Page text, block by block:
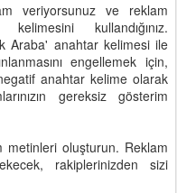
veriyorsunuz ve reklam
kullandığınız.
Araba' anahtar kelimesi ile
engellemek için,
anahtar kelime olarak
gereksiz gösterim
oluşturun. Reklam
rakiplerinizden sizi